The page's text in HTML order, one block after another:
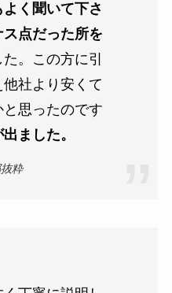
く聞いて下さ
ス点だった所を
。この方に引
社より安くて
思ったのです
ました。
粋